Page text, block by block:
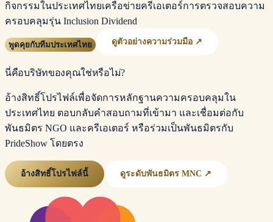
กิจกรรมในประเทศไทยเครือข่ายครีเอเตอร์การตรวจสอบความ
ครอบคลุมรุ่น Inclusion Dividend
พูดคุยกับทีมประเทศไทย ดูตัวอย่างความร่วมมือ ↗
นี่คือบริษัทของคุณใช่หรือไม่?
อ้างสิทธิ์โปรไฟล์เพื่อจัดการหลักฐานความครอบคลุมใน
ประเทศไทย ตอบกลับคำสอบถามที่เข้ามา และเชื่อมต่อกับ
พันธมิตร NGO และครีเอเตอร์ หรือร่วมเป็นพันธมิตรกับ
PrideShow โดยตรง
อ้างสิทธิ์โปรไฟล์นี้ ดูระดับพันธมิตร MNC ↗